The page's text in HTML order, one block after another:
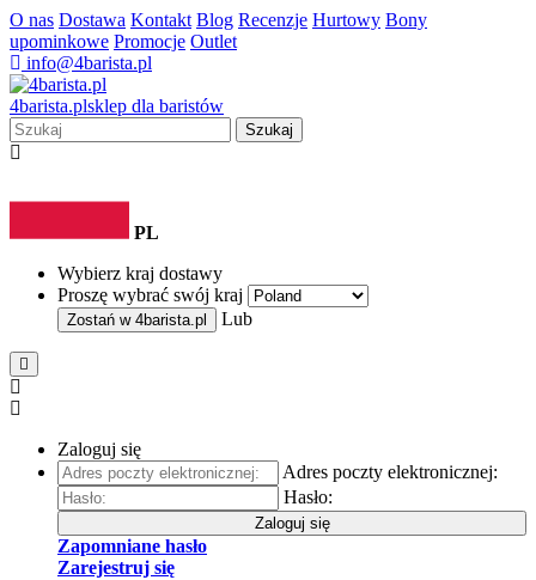
O nas Dostawa Kontakt Blog Recenzje Hurtowy Bony
upominkowe Promocje Outlet
info@4barista.pl
4barista.plsklep dla baristów
Szukaj
PL
Wybierz kraj dostawy
Proszę wybrać swój kraj
Zostań w 4barista.pl Lub
Zaloguj się
Adres poczty elektronicznej:
Hasło:
Zaloguj się
Zapomniane hasło
Zarejestruj się